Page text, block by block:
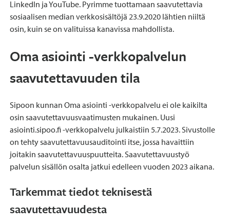
LinkedIn ja YouTube. Pyrimme tuottamaan saavutettavia
sosiaalisen median verkkosisältöjä 23.9.2020 lähtien niiltä
osin, kuin se on valituissa kanavissa mahdollista.
Oma asiointi -verkkopalvelun
saavutettavuuden tila
Sipoon kunnan Oma asiointi -verkkopalvelu ei ole kaikilta
osin saavutettavuusvaatimusten mukainen. Uusi
asiointi.sipoo.fi -verkkopalvelu julkaistiin 5.7.2023. Sivustolle
on tehty saavutettavuusauditointi itse, jossa havaittiin
joitakin saavutettavuuspuutteita. Saavutettavuustyö
palvelun sisällön osalta jatkui edelleen vuoden 2023 aikana.
Tarkemmat tiedot teknisestä
saavutettavuudesta